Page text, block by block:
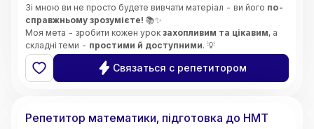
Зі мною ви не просто будете вивчати матеріал - ви його по-
справжньому зрозумієте! 📚✨
Моя мета - зробити кожен урок захопливим та цікавим, а
складні теми - простими й доступними. 💡
Особливу увагу приділяю
концепцій
і розвиткулогічного мислення. 🧠🔍
Викладаюбез стресу, підтримую та мотивую учнів,
Связаться с репетитором
Репетитор математики, підготовка до НМТ